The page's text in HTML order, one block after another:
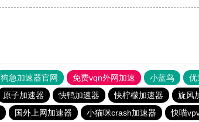
狗急加速器官网 免费vqn外网加速 小蓝鸟 优
原子加速器 快鸭加速器 快柠檬加速器 旋风
国外上网加速器 小猫咪crash加速器 快喵